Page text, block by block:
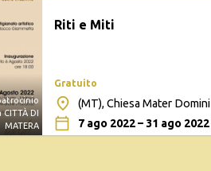
DI
MATERA
Riti e Miti
Gratuito
(MT), Chiesa Mater Domini
7 ago 2022 – 31 ago 2022